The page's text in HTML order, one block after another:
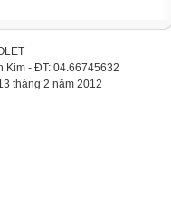
Kim - ĐT: 04.66745632
tháng 2 năm 2012